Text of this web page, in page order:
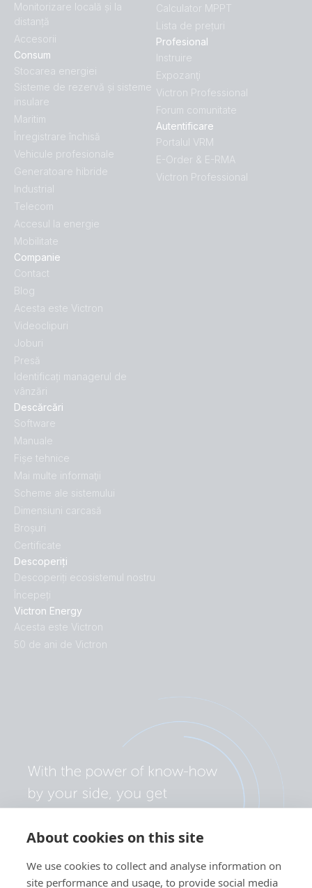
About cookies on this site
We use cookies to collect and analyse information on
site performance and usage, to provide social media
Monitorizare locală și la
distanță
Accesorii
Descoperiți
Descoperiți ecosistemul nostru
Începeți
Victron Energy
Acesta este Victron
50 de ani de Victron
Descărcări
Software
Manuale
Fișe tehnice
Mai multe informaţii
Scheme ale sistemului
Dimensiuni carcasă
Broșuri
Certificate
Consum
Stocarea energiei
Sisteme de rezervă și sisteme
insulare
Maritim
Înregistrare închisă
Vehicule profesionale
Generatoare hibride
Industrial
Telecom
Accesul la energie
Mobilitate
Companie
Contact
Blog
Acesta este Victron
Videoclipuri
Joburi
Presă
Identificați managerul de
vânzări
Calculator MPPT
Lista de prețuri
Profesional
Instruire
Expozanţi
Victron Professional
Forum comunitate
Autentificare
Portalul VRM
E-Order & E-RMA
Victron Professional